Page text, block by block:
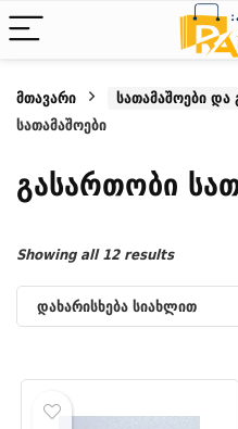
მთავარი სათამაშოები
სათამაშოები
გასართობი
Showing all 12 resultsSorted
by
latest
დახარისხება სიახლით